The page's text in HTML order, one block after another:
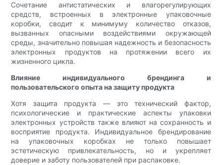
Сочетание антистатических и влагорегулирующих
средств, встроенных в электронные упаковочные
коробки, сводит к минимуму количество отказов,
вызванных опасными воздействиями окружающей
среды, значительно повышая надежность и безопасность
электронных продуктов на протяжении всего их
жизненного цикла.
Влияние индивидуального брендинга и
пользовательского опыта на защиту продукта
Хотя защита продукта — это технический фактор,
психологические и практические аспекты упаковки
электронных устройств также влияют на сохранность и
восприятие продукта. Индивидуальное брендирование
на упаковочных коробках не только повышает
эстетическую привлекательность, но и укрепляет
доверие и заботу пользователей при распаковке.